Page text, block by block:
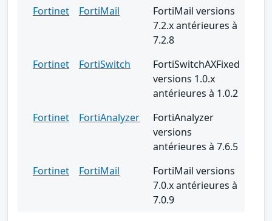
Fortinet FortiMail
FortiMail versions
7.2.x antérieures à
7.2.8
Fortinet
FortiSwitch
FortiSwitchAXFixed
versions 1.0.x
antérieures à 1.0.2
Fortinet
FortiAnalyzer
FortiAnalyzer
versions
antérieures à 7.6.5
Fortinet
FortiMail
FortiMail versions
7.0.x antérieures à
7.0.9